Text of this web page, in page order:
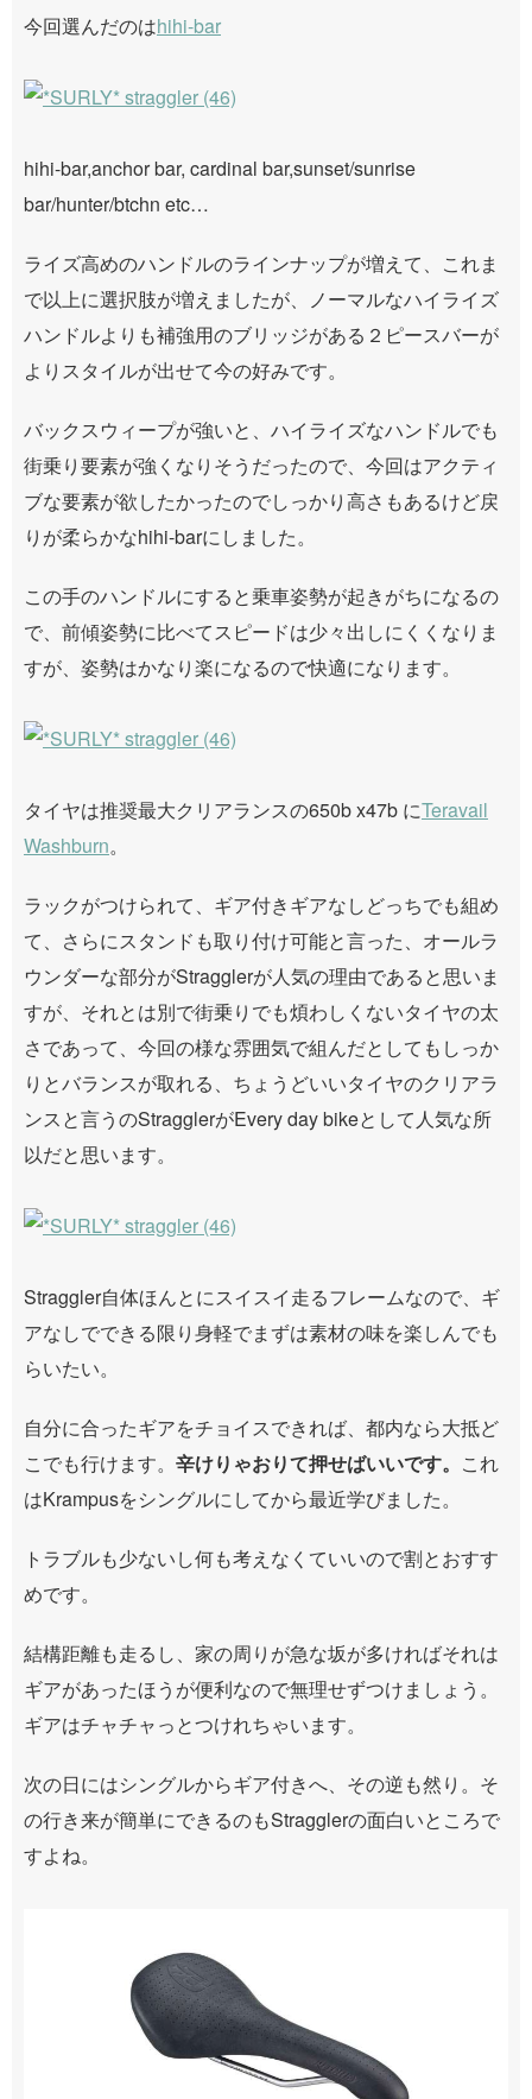
今回選んだのはhihi-bar
hihi-bar,anchor bar, cardinal bar,sunset/sunrise
bar/hunter/btchn etc…
ライズ高めのハンドルのラインナップが増えて、これま
で以上に選択肢が増えましたが、ノーマルなハイライズ
ハンドルよりも補強用のブリッジがある２ピースバーが
よりスタイルが出せて今の好みです。
バックスウィープが強いと、ハイライズなハンドルでも
街乗り要素が強くなりそうだったので、今回はアクティ
ブな要素が欲したかったのでしっかり高さもあるけど戻
りが柔らかなhihi-barにしました。
この手のハンドルにすると乗車姿勢が起きがちになるの
で、前傾姿勢に比べてスピードは少々出しにくくなりま
すが、姿勢はかなり楽になるので快適になります。
タイヤは推奨最大クリアランスの650b x47b にTeravail
Washburn。
ラックがつけられて、ギア付きギアなしどっちでも組め
て、さらにスタンドも取り付け可能と言った、オールラ
ウンダーな部分がStragglerが人気の理由であると思いま
すが、それとは別で街乗りでも煩わしくないタイヤの太
さであって、今回の様な雰囲気で組んだとしてもしっか
りとバランスが取れる、ちょうどいいタイヤのクリアラ
ンスと言うのStragglerがEvery day bikeとして人気な所
以だと思います。
Straggler自体ほんとにスイスイ走るフレームなので、ギ
アなしでできる限り身軽でまずは素材の味を楽しんでも
らいたい。
自分に合ったギアをチョイスできれば、都内なら大抵ど
こでも行けます。 辛けりゃおりて押せばいいです。 これ
はKrampusをシングルにしてから最近学びました。
トラブルも少ないし何も考えなくていいので割とおすす
めです。
結構距離も走るし、家の周りが急な坂が多ければそれは
ギアがあったほうが便利なので無理せずつけましょう。
ギアはチャチャっとつけれちゃいます。
次の日にはシングルからギア付きへ、その逆も然り。そ
の行き来が簡単にできるのもStragglerの面白いところで
すよね。